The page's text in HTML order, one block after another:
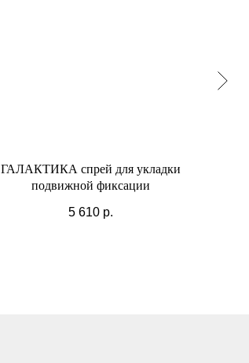
ГАЛАКТИКА спрей для укладки
подвижной фиксации
5 610 р.